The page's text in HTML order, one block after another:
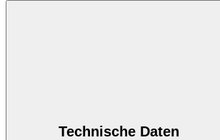
Technische Daten